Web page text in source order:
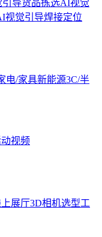
导货品拣选AI视觉
视觉引导焊接定位
电/家具新能源3C/半
视频
展厅3D相机选型工